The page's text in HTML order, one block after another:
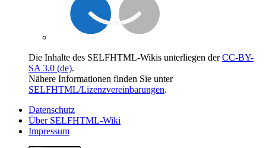
Die Inhalte des SELFHTML-Wikis unterliegen derCC-BY-
SA 3.0 (de).
Nähere Informationen finden Sie unter
SELFHTML/Lizenzvereinbarungen.
Datenschutz
Über SELFHTML-Wiki
Impressum